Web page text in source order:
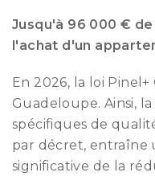
Jusqu'à 96 000 €
l'achat d'un
En 2026, la loi
Guadeloupe. Ainsi,
spécifiques de
par décret, entraîne
significative de la